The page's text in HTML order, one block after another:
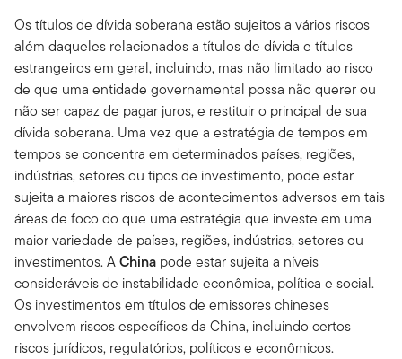
Os títulos de dívida soberana estão sujeitos a vários riscos
além daqueles relacionados a títulos de dívida e títulos
estrangeiros em geral, incluindo, mas não limitado ao risco
de que uma entidade governamental possa não querer ou
não ser capaz de pagar juros, e restituir o principal de sua
dívida soberana. Uma vez que a estratégia de tempos em
tempos se concentra em determinados países, regiões,
indústrias, setores ou tipos de investimento, pode estar
sujeita a maiores riscos de acontecimentos adversos em tais
áreas de foco do que uma estratégia que investe em uma
maior variedade de países, regiões, indústrias, setores ou
investimentos. AChina pode estar sujeita a níveis
consideráveis de instabilidade econômica, política e social.
Os investimentos em títulos de emissores chineses
envolvem riscos específicos da China, incluindo certos
riscos jurídicos, regulatórios, políticos e econômicos.